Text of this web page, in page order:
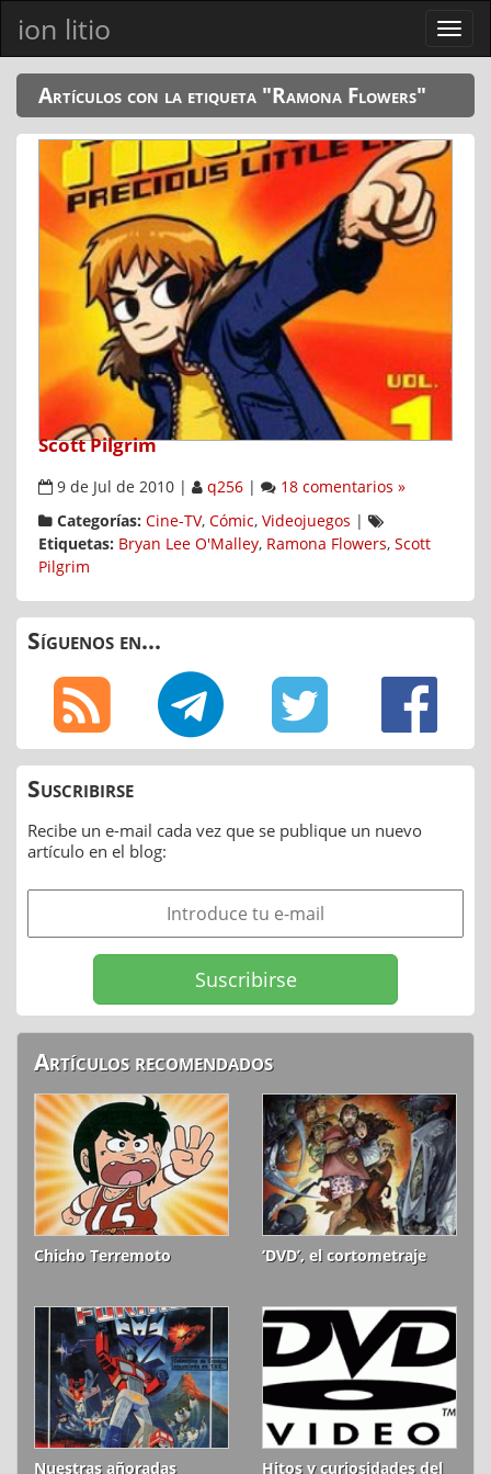
ion litio
Ver
menú
Artículos con la etiqueta "Ramona Flowers"
Scott Pilgrim
9 de Jul de 2010 q256
18 comentarios »
Categorías: Cine-TV, Cómic, Videojuegos
Etiquetas: Bryan Lee O'Malley, Ramona Flowers, Scott
Pilgrim
Síguenos en...
Suscribirse
Recibe un e-mail cada vez que se publique un nuevo
artículo en el blog:
Artículos recomendados
Chicho Terremoto ‘DVD’, el cortometraje
Nuestras añoradas Hitos y curiosidades del